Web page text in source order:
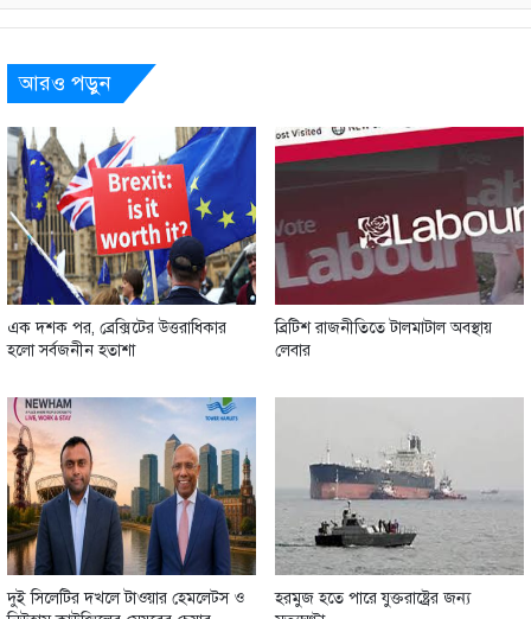
আরও পড়ুন
এক দশক পর, ব্রেক্সিটের উত্তরাধিকার
হলো সর্বজনীন হতাশা
ব্রিটিশ রাজনীতিতে টালমাটাল অবস্থায়
লেবার
দুই সিলেটির দখলে টাওয়ার হেমলেট্স ও
হরমুজ হতে পারে যুক্তরাষ্ট্রের জন্য